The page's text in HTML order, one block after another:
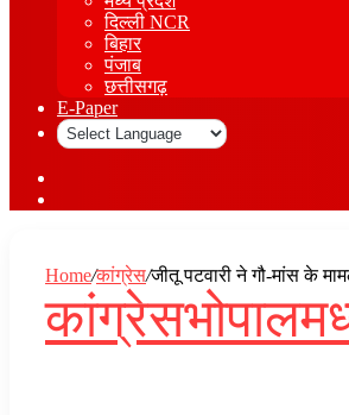
दिल्ली NCR
बिहार
पंजाब
छत्तीसगढ़
E-Paper
Home/कांग्रेस/जीतू पटवारी ने गौ-मांस के
कांग्रेसभोपाल